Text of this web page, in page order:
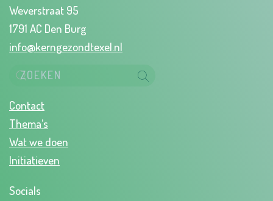
Weverstraat 95
1791 AC Den Burg
info@kerngezondtexel.nl
Contact
Thema’s
Wat we doen
Initiatieven
Socials